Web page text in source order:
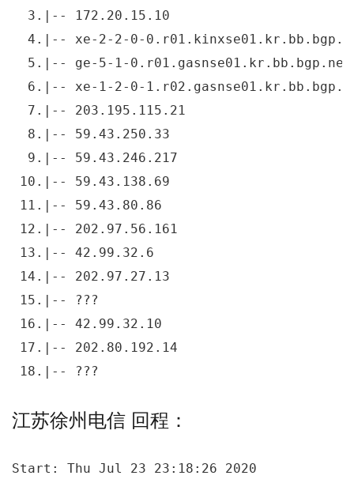
3.|-- 172.20.15.10
4.|-- xe-2-2-0-
5.|-- ge-5-1-
6.|-- xe-1-2-0-
7.|-- 203.195.115.21
8.|-- 59.43.250.33
9.|-- 59.43.246.217
10.|-- 59.43.138.69
11.|-- 59.43.80.86
12.|-- 202.97.56.161
13.|-- 42.99.32.6
14.|-- 202.97.27.13
15.|-- ???
16.|-- 42.99.32.10
17.|-- 202.80.192.14
18.|-- ???
江苏徐州电信 回程：
Start: Thu Jul 23 23:18:26 2020